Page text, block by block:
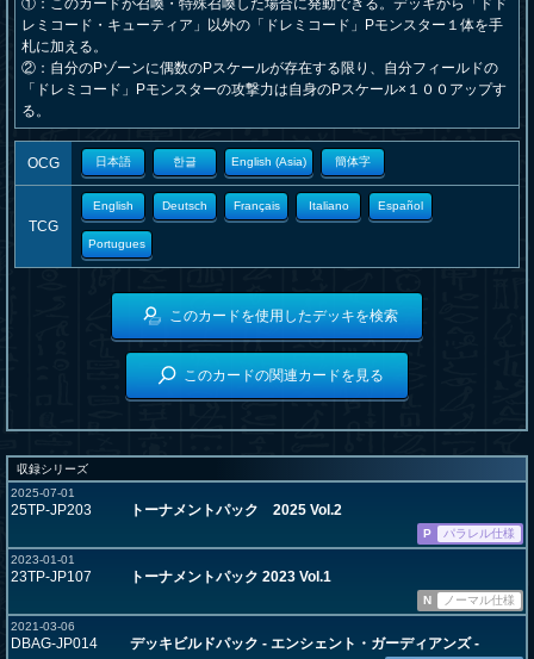
①：このカードが召喚・特殊召喚した場合に発動できる。デッキから「ドド
レミコード・キューティア」以外の「ドレミコード」Pモンスター１体を手
札に加える。
②：自分のPゾーンに偶数のPスケールが存在する限り、自分フィールドの
「ドレミコード」Pモンスターの攻撃力は自身のPスケール×１００アップす
る。
OCG 日本語 한글 English (Asia) 簡体字
TCG
English Deutsch Français Italiano Español
Portugues
このカードを使用したデッキを検索
このカードの関連カードを見る
収録シリーズ
2025-07-01
25TP-JP203 トーナメントパック 2025 Vol.2
P
パラレル仕様
2023-01-01
23TP-JP107 トーナメントパック 2023 Vol.1
N
ノーマル仕様
2021-03-06
DBAG-JP014 デッキビルドパック - エンシェント・ガーディアンズ -